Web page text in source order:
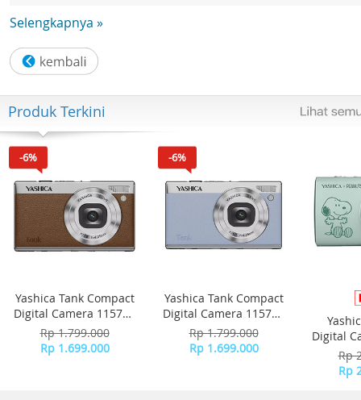
(random)
Note:
Pesanan diproses pada Hari Senin s.d Sabtu.
untuk produk yang memiliki varian, akan di proses secara
random.
Pengiriman dapat berubah saat Big Campaign.
Harap pastikan pesanan yang Anda terima sudah sesuai,
sebelum menyelesaikan pesanan (retur hanya dapat
dilakukan sebelum pesanan diselesaikan) dan wajib video
unboxing
Selengkapnya »
Produk Terkini
-6%
Yashica Tank Compact
Digital Camera 115755
- Brown
Rp 1.799.000
Rp 1.699.000
-6%
Yashica Tank Compact
Digital Camera 115756
- Sky Blue
Rp 1.799.000
Rp 1.699.000
Digital
Rp
Rp